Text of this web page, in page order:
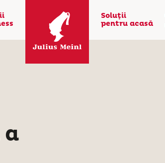
Soluţii
pentru acasă
a